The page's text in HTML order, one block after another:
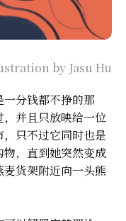
by Jasu Hu
分钱都不挣的那
并且只放映给一位
只不过它同时也是
，直到她突然变成
货架附近向一头熊